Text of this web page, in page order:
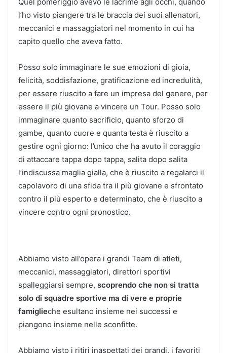
l’ho visto piangere tra le braccia dei suoi allenatori,
meccanici e massaggiatori nel momento in cui ha
capito quello che aveva fatto.
Posso solo immaginare le sue emozioni di gioia,
felicità, soddisfazione, gratificazione ed incredulità,
per essere riuscito a fare un impresa del genere, per
essere il più giovane a vincere un Tour. Posso solo
immaginare quanto sacrificio, quanto sforzo di
gambe, quanto cuore e quanta testa è riuscito a
gestire ogni giorno: l’unico che ha avuto il coraggio
di attaccare tappa dopo tappa, salita dopo salita
l’indiscussa maglia gialla, che è riuscito a regalarci il
capolavoro di una sfida tra il più giovane e sfrontato
contro il più esperto e determinato, che è riuscito a
vincere contro ogni pronostico.
Abbiamo visto all’opera i grandi Team di atleti,
meccanici, massaggiatori, direttori sportivi
spalleggiarsi sempre, scoprendo che non si tratta
solo di squadre sportive ma di vere e proprie
famiglieche esultano insieme nei successi e
piangono insieme nelle sconfitte.
Abbiamo visto i ritiri inaspettati dei grandi, i favoriti